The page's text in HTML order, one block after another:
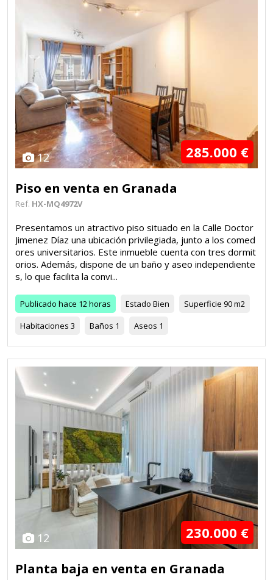
12 285.000 €
Piso en venta en Granada
Ref. HX-MQ4972V
Presentamos un atractivo piso situado en la Calle Doctor
Jimenez Díaz una ubicación privilegiada, junto a los comed
ores universitarios. Este inmueble cuenta con tres dormit
orios. Además, dispone de un baño y aseo independiente
s, lo que facilita la convi...
Publicado hace 12 horas Estado Bien Superficie 90 m2
Habitaciones 3 Baños 1 Aseos 1
12 230.000 €
Planta baja en venta en Granada